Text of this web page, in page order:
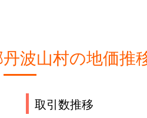
波山村の地価推
取引数推移